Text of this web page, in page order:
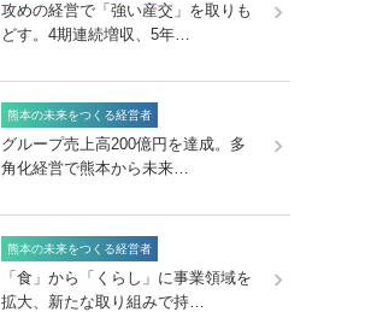
攻めの経営で「強い産交」を取りも
どす。4期連続増収、5年…
熊本の未来をつくる経営者
グループ売上高200億円を達成。多
角化経営で熊本から未来…
熊本の未来をつくる経営者
「食」から「くらし」に事業領域を
拡大、新たな取り組みで持…